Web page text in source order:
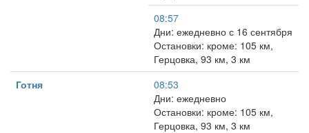
08:57
Дни: ежедневно с 16 сентября
Остановки: кроме: 105 км,
Герцовка, 93 км, 3 км
Готня
08:53
Дни: ежедневно
Остановки: кроме: 105 км,
Герцовка, 93 км, 3 км